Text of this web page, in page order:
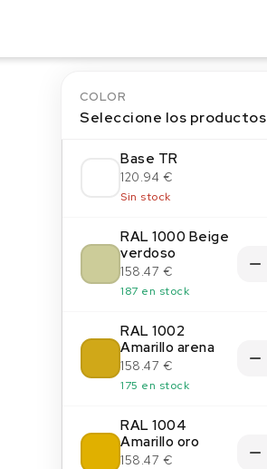
COLOR
Seleccione los productos
Base TR
120.94 €
Sin stock
RAL 1000 Beige
verdoso
158.47 €
187 en stock
RAL 1002
Amarillo arena
158.47 €
175 en stock
RAL 1004
Amarillo oro
158.47 €